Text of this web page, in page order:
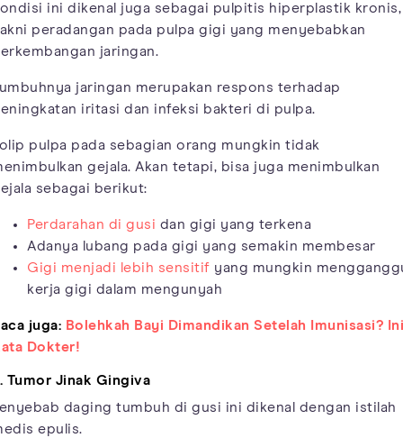
ini dikenal juga sebagai pulpitis hiperplastik kronis,
peradangan pada pulpa gigi yang menyebabkan
jaringan.
jaringan merupakan respons terhadap
iritasi dan infeksi bakteri di pulpa.
pulpa pada sebagian orang mungkin tidak
gejala. Akan tetapi, bisa juga menimbulkan
sebagai berikut:
Perdarahan di gusi dan gigi yang terkena
Adanya lubang pada gigi yang semakin membesar
Gigi menjadi lebih sensitif yang mungkin
kerja gigi dalam mengunyah
juga: Bolehkah Bayi Dimandikan Setelah Imunisasi? Ini
Dokter!
Tumor Jinak Gingiva
daging tumbuh di gusi ini dikenal dengan istilah
epulis.